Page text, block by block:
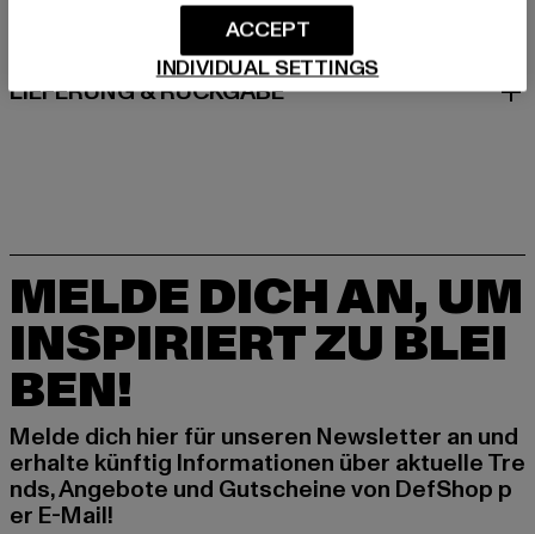
LIEFERUNG & RÜCKGABE
MELDE DICH AN, UM
INSPIRIERT ZU BLEI
BEN!
Melde dich hier für unseren Newsletter an und
erhalte künftig Informationen über aktuelle Tre
nds, Angebote und Gutscheine von DefShop p
er E-Mail!
INDIVIDUAL SETTINGS
ACCEPT